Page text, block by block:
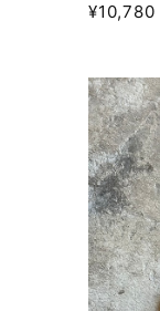
¥10,780